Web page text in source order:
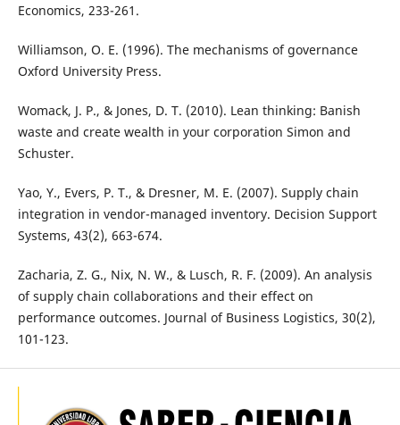
Economics, 233-261.
Williamson, O. E. (1996). The mechanisms of governance
Oxford University Press.
Womack, J. P., & Jones, D. T. (2010). Lean thinking: Banish
waste and create wealth in your corporation Simon and
Schuster.
Yao, Y., Evers, P. T., & Dresner, M. E. (2007). Supply chain
integration in vendor-managed inventory. Decision Support
Systems, 43(2), 663-674.
Zacharia, Z. G., Nix, N. W., & Lusch, R. F. (2009). An analysis
of supply chain collaborations and their effect on
performance outcomes. Journal of Business Logistics, 30(2),
101-123.